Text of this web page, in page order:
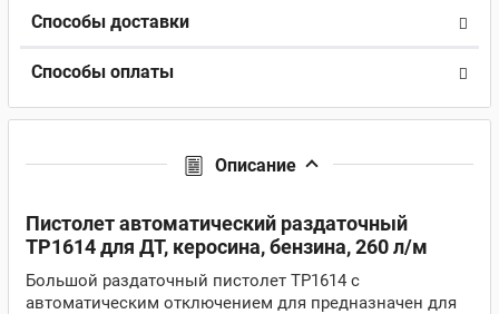
Способы доставки
Способы оплаты
Описание
Пистолет автоматический раздаточный
TP1614 для ДТ, керосина, бензина, 260 л/м
Большой раздаточный пистолет TP1614 с
автоматическим отключением для предназначен для